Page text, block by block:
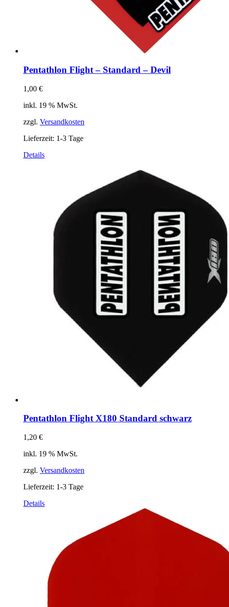
Pentathlon Flight – Standard – Devil
1,00 €
inkl. 19 % MwSt.
zzgl. Versandkosten
Lieferzeit: 1-3 Tage
Details
Pentathlon Flight X180 Standard schwarz
1,20 €
inkl. 19 % MwSt.
zzgl. Versandkosten
Lieferzeit: 1-3 Tage
Details